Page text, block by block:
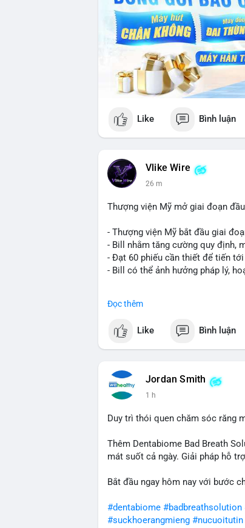
Like Bình luận
Vlike Wire
26 m
Thượng viện Mỹ mở giai đoạn
- Thượng viện Mỹ bắt đầu giai
- Bill nhằm tăng cường quy định,
- Đạt 60 phiếu cần thiết để tiến
- Bill có thể ảnh hưởng pháp lý,
#vlikevn #titanbot
📰 Nguồn: CoinDesk
Đọc thêm
Like Bình luận
Jordan Smith
1 h
Duy trì thói quen chăm sóc răng
Thêm Dentabiome Bad Breath
mát suốt cả ngày. Giải pháp hỗ
Bắt đầu ngay hôm nay với bước
#dentabiome #badbreathsolution
#suckhoerangmieng #nucuoitutin